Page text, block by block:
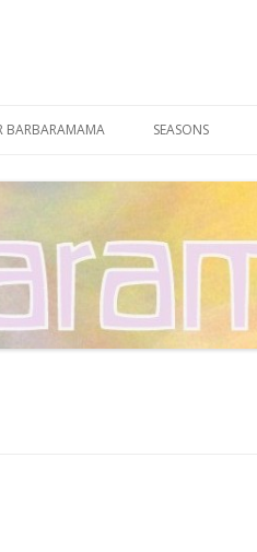
BARBARAMAMA SEASONS